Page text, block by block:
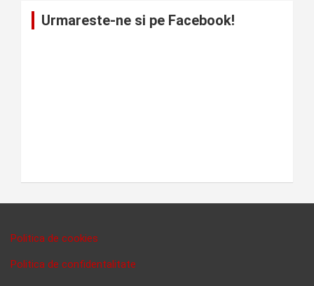
Urmareste-ne si pe Facebook!
Politica de cookies
Politica de confidentalitate